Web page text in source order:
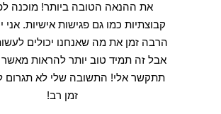
את ההנאה הטובה ביותר! מוכנה
קבוצתיות כמו גם פגישות אישיות. אני
הרבה זמן את מה שאנחנו יכולים
אבל זה תמיד טוב יותר להראות
תתקשר אלי! התשובה שלי לא תגרום
זמן רב!